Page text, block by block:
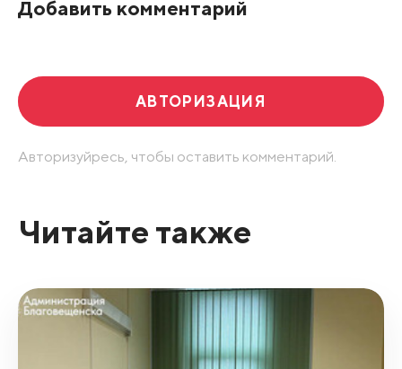
Добавить комментарий
АВТОРИЗАЦИЯ
Авторизуйресь, чтобы оставить комментарий.
Читайте также